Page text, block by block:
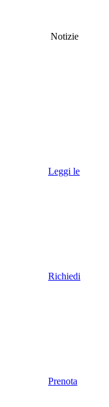
Notizie
Leggi le
Richiedi
Prenota